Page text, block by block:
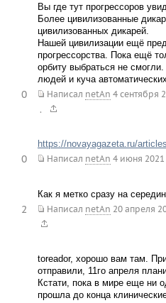
Вы где тут прогрессоров
Более цивилизованные
цивилизованных дикарей.
Нашей цивилизации ещё
прогрессорства. Пока ещё
орбиту выбраться не
людей и куча
Написал netAn 4 сентября
.
0
https://novayagazeta.ru/
Написал netAn 4 июня 2021
0
Как я метко сразу на
Написал netAn 20 апреля
2
toreador, хорошо вам там.
отправили, 11го апреля
Кстати, пока в мире еще ни
прошла до конца